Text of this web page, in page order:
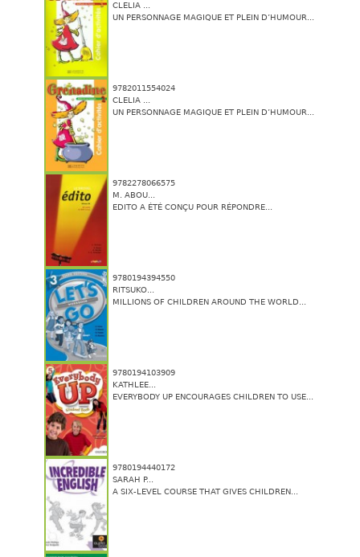
CLELIA ...
UN PERSONNAGE MAGIQUE ET PLEIN D’HUMOUR...
9782011554024
CLELIA ...
UN PERSONNAGE MAGIQUE ET PLEIN D’HUMOUR...
9782278066575
M. ABOU...
EDITO A ÉTÉ CONÇU POUR RÉPONDRE...
9780194394550
RITSUKO...
MILLIONS OF CHILDREN AROUND THE WORLD...
9780194103909
KATHLEE...
EVERYBODY UP ENCOURAGES CHILDREN TO USE...
9780194440172
SARAH P...
A SIX-LEVEL COURSE THAT GIVES CHILDREN...